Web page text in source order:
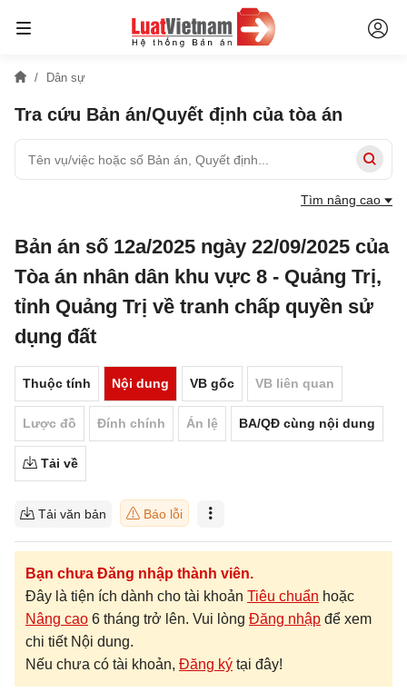
Dân sự
Tra cứu Bản án/Quyết định của tòa án
Tìm nâng cao
Bản án số 12a/2025 ngày 22/09/2025 của
Tòa án nhân dân khu vực 8 - Quảng Trị,
tỉnh Quảng Trị về tranh chấp quyền sử
dụng đất
Thuộc tính Nội dung VB gốc VB liên quan
Lược đồ Đính chính Án lệ BA/QĐ cùng nội dung
Tải về
Tải văn bản Báo lỗi
Bạn chưa Đăng nhập thành viên.
Đây là tiện ích dành cho tài khoản Tiêu chuẩn hoặc
Nâng cao 6 tháng trở lên. Vui lòng Đăng nhập để xem
chi tiết Nội dung.
Nếu chưa có tài khoản, Đăng ký tại đây!